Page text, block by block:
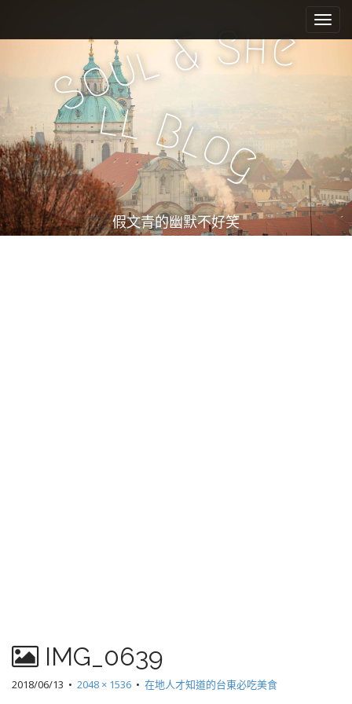
e
n
u
i
c
n
t
e
n
t
S
oul&She
ll Blog
假文青的幽默不好笑
IMG_0639
2018/06/13 • 2048 × 1536 • 在地人才知道的台東必吃美食